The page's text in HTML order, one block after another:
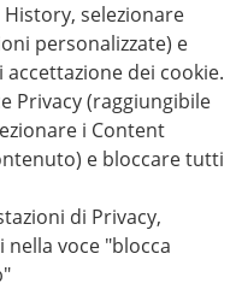
History, selezionare
personalizzate) e
dei cookie.
Privacy (raggiungibile
i Content
e bloccare tutti
di Privacy,
voce "blocca